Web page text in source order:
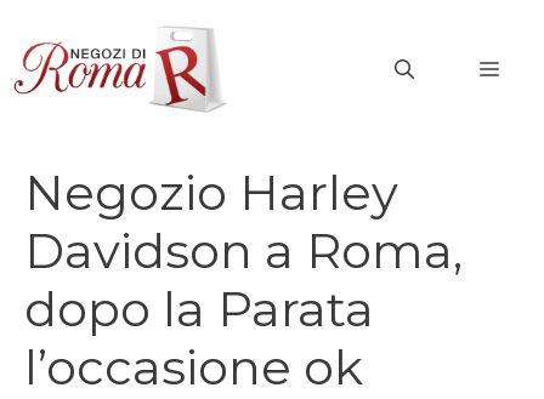
contenuto
Negozio Harley
Davidson a Roma,
dopo la Parata
l’occasione ok